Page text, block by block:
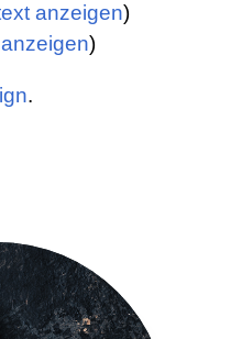
anzeigen)
)
.